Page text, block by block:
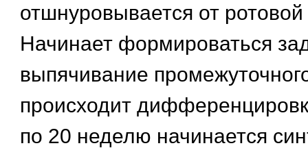
отшнуровывается от ротовой
Начинает формироваться
выпячивание
происходит
по 20 неделю начинается